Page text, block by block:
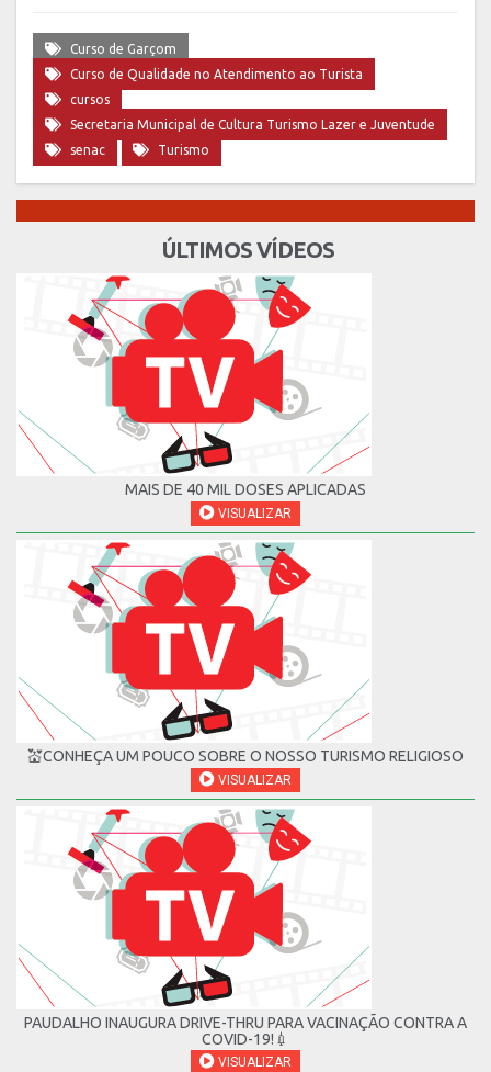
Curso de Garçom
Curso de Qualidade no Atendimento ao Turista
cursos
Secretaria Municipal de Cultura Turismo Lazer e Juventude
senac
Turismo
ÚLTIMOS VÍDEOS
MAIS DE 40 MIL DOSES APLICADAS
VISUALIZAR
💒CONHEÇA UM POUCO SOBRE O NOSSO TURISMO RELIGIOSO
VISUALIZAR
PAUDALHO INAUGURA DRIVE-THRU PARA VACINAÇÃO CONTRA A
COVID-19!💉
VISUALIZAR